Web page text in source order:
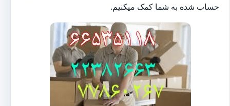
حساب شده به شما کمک میکنیم.